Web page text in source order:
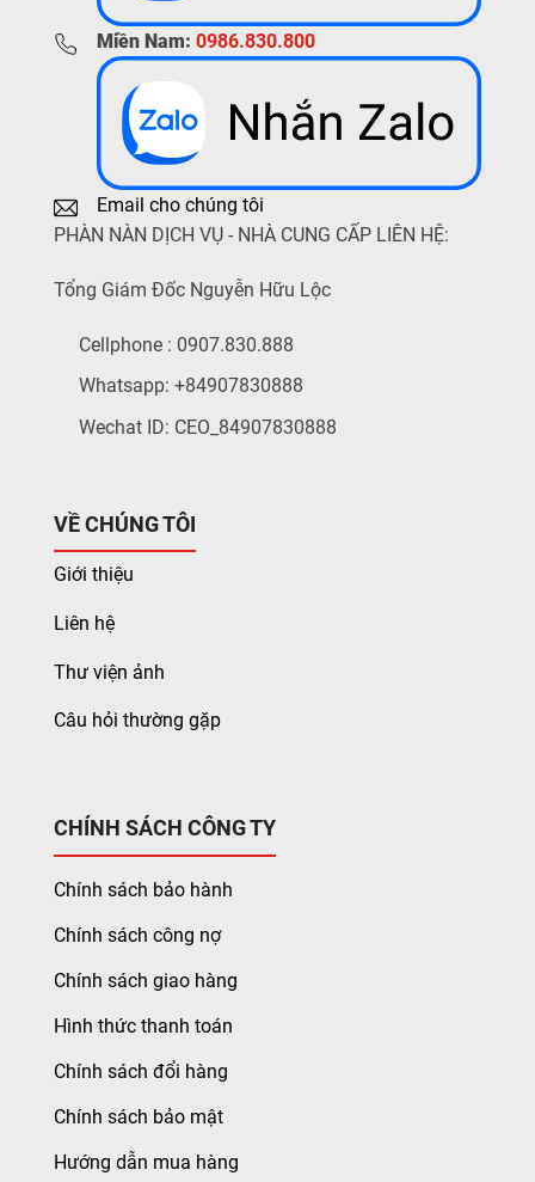
Miền Nam: 0986.830.800
Email cho chúng tôi
PHÀN NÀN DỊCH VỤ - NHÀ CUNG CẤP LIÊN HỆ:
Tổng Giám Đốc Nguyễn Hữu Lộc
Cellphone : 0907.830.888
Whatsapp: +84907830888
Wechat ID: CEO_84907830888
VỀ CHÚNG TÔI
Giới thiệu
Liên hệ
Thư viện ảnh
Câu hỏi thường gặp
CHÍNH SÁCH CÔNG TY
Chính sách bảo hành
Chính sách công nợ
Chính sách giao hàng
Hình thức thanh toán
Chính sách đổi hàng
Chính sách bảo mật
Hướng dẫn mua hàng